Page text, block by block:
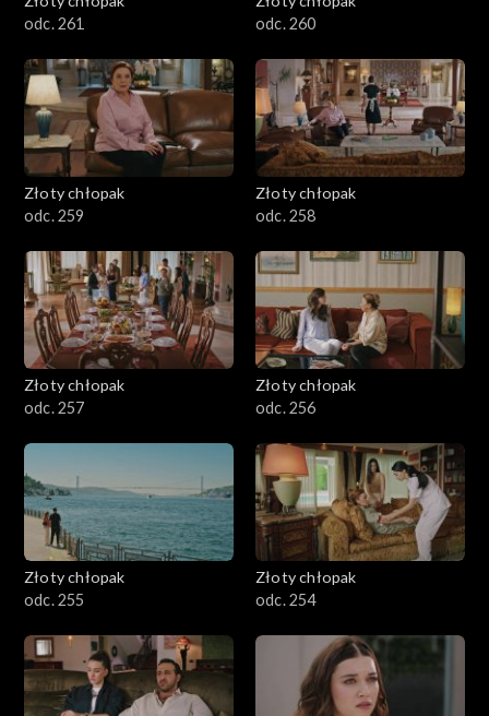
odc. 261
odc. 260
Złoty chłopak
odc. 259
Złoty chłopak
odc. 258
Złoty chłopak
odc. 257
Złoty chłopak
odc. 256
Złoty chłopak
odc. 255
Złoty chłopak
odc. 254